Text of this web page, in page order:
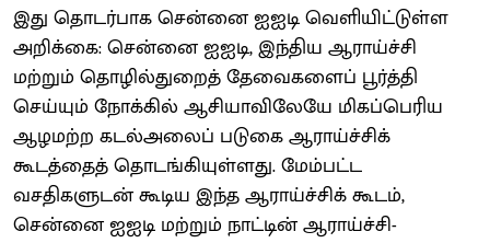
இது தொடர்பாக சென்னை ஐஐடி வெளியிட்டுள்ள
அறிக்கை: சென்னை ஐஐடி, இந்திய ஆராய்ச்சி
மற்றும் தொழில்துறைத் தேவைகளைப் பூர்த்தி
செய்யும் நோக்கில் ஆசியாவிலேயே மிகப்பெரிய
ஆழமற்ற கடல்அலைப் படுகை ஆராய்ச்சிக்
கூடத்தைத் தொடங்கியுள்ளது. மேம்பட்ட
வசதிகளுடன் கூடிய இந்த ஆராய்ச்சிக் கூடம்,
சென்னை ஐஐடி மற்றும் நாட்டின் ஆராய்ச்சி-